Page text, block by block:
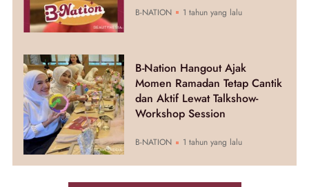
B-NATION 1 tahun yang lalu
B-Nation Hangout Ajak
Momen Ramadan Tetap Cantik
dan Aktif Lewat Talkshow-
Workshop Session
B-NATION 1 tahun yang lalu